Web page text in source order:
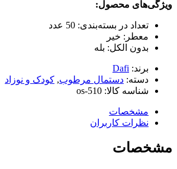
ویژگی‌های محصول:
تعداد در بسته‌بندی: 50 عدد
معطر: خیر
بدون الکل: بله
برند: Dafi
دسته: دستمال مرطوب, کودک و نوزاد
شناسه کالا: os-510
مشخصات
نظرات کاربران
مشخصات